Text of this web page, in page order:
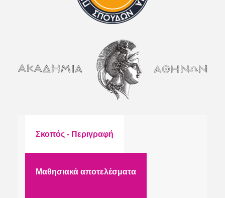
Σκοπός - Περιγραφή
Μαθησιακά αποτελέσματα